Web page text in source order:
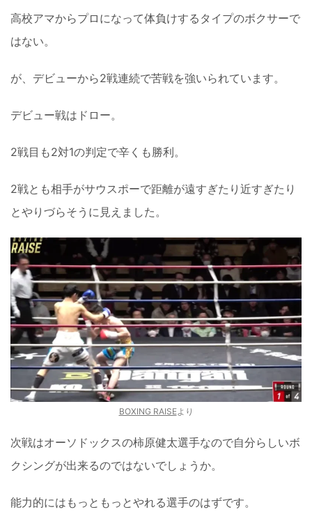
高校アマからプロになって体負けするタイプのボクサーで
はない。
が、デビューから2戦連続で苦戦を強いられています。
デビュー戦はドロー。
2戦目も2対1の判定で辛くも勝利。
2戦とも相手がサウスポーで距離が遠すぎたり近すぎたり
とやりづらそうに見えました。
BOXING RAISEより
次戦はオーソドックスの柿原健太選手なので自分らしいボ
クシングが出来るのではないでしょうか。
能力的にはもっともっとやれる選手のはずです。